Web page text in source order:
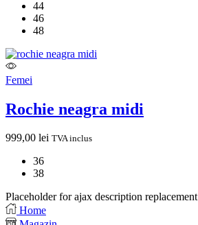
44
46
48
Femei
Rochie neagra midi
999,00 lei TVA inclus
36
38
Placeholder for ajax description replacement
Home